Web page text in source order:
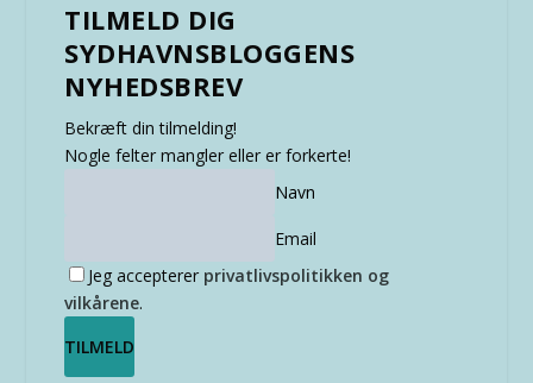
TILMELD DIG
SYDHAVNSBLOGGENS
NYHEDSBREV
Bekræft din tilmelding!
Nogle felter mangler eller er forkerte!
Navn
Email
Jeg accepterer privatlivspolitikken og
vilkårene.